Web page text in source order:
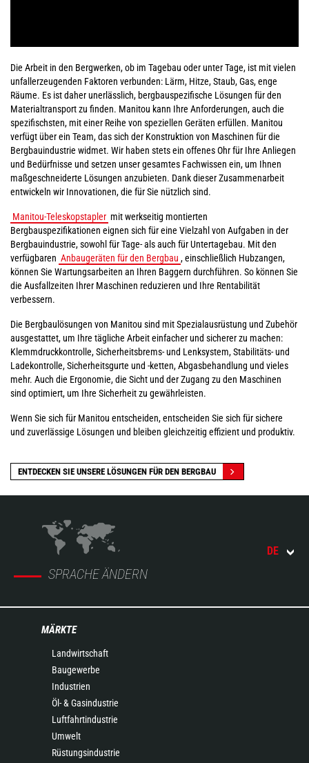
Die Arbeit in den Bergwerken, ob im Tagebau oder unter Tage, ist mit vielen
unfallerzeugenden Faktoren verbunden: Lärm, Hitze, Staub, Gas, enge
Räume. Es ist daher unerlässlich, bergbauspezifische Lösungen für den
Materialtransport zu finden. Manitou kann Ihre Anforderungen, auch die
spezifischsten, mit einer Reihe von speziellen Geräten erfüllen. Manitou
verfügt über ein Team, das sich der Konstruktion von Maschinen für die
Bergbauindustrie widmet. Wir haben stets ein offenes Ohr für Ihre Anliegen
und Bedürfnisse und setzen unser gesamtes Fachwissen ein, um Ihnen
maßgeschneiderte Lösungen anzubieten. Dank dieser Zusammenarbeit
entwickeln wir Innovationen, die für Sie nützlich sind.
Manitou-Teleskopstapler mit werkseitig montierten
Bergbauspezifikationen eignen sich für eine Vielzahl von Aufgaben in der
Bergbauindustrie, sowohl für Tage- als auch für Untertagebau. Mit den
verfügbaren Anbaugeräten für den Bergbau , einschließlich Hubzangen,
können Sie Wartungsarbeiten an Ihren Baggern durchführen. So können Sie
die Ausfallzeiten Ihrer Maschinen reduzieren und Ihre Rentabilität
verbessern.
Die Bergbaulösungen von Manitou sind mit Spezialausrüstung und Zubehör
ausgestattet, um Ihre tägliche Arbeit einfacher und sicherer zu machen:
Klemmdruckkontrolle, Sicherheitsbrems- und Lenksystem, Stabilitäts- und
Ladekontrolle, Sicherheitsgurte und -ketten, Abgasbehandlung und vieles
mehr. Auch die Ergonomie, die Sicht und der Zugang zu den Maschinen
sind optimiert, um Ihre Sicherheit zu gewährleisten.
Wenn Sie sich für Manitou entscheiden, entscheiden Sie sich für sichere
und zuverlässige Lösungen und bleiben gleichzeitig effizient und produktiv.
ENTDECKEN SIE UNSERE LÖSUNGEN FÜR DEN BERGBAU
SPRACHE ÄNDERN
DE
MÄRKTE
Landwirtschaft
Baugewerbe
Industrien
Öl- & Gasindustrie
Luftfahrtindustrie
Umwelt
Rüstungsindustrie